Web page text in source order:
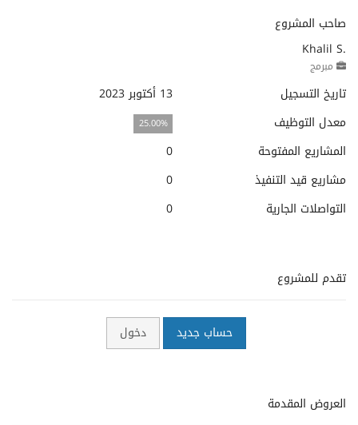
صاحب المشروع
Khalil S.
مبرمج
تاريخ التسجيل
13 أكتوبر 2023
معدل التوظيف
25.00%
المشاريع المفتوحة
0
مشاريع قيد التنفيذ
0
التواصلات الجارية
0
تقدم للمشروع
حساب جديد دخول
العروض المقدمة